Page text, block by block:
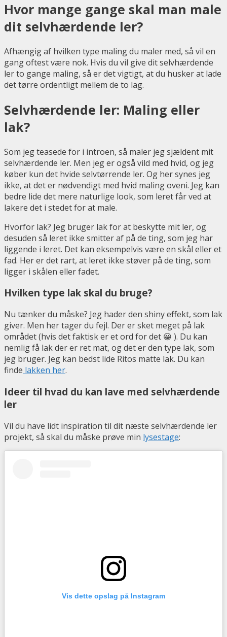
Hvor mange gange skal man male
dit selvhærdende ler?
Afhængig af hvilken type maling du maler med, så vil en
gang oftest være nok. Hvis du vil give dit selvhærdende
ler to gange maling, så er det vigtigt, at du husker at lade
det tørre ordentligt mellem de to lag.
Selvhærdende ler: Maling eller
lak?
Som jeg teasede for i introen, så maler jeg sjældent mit
selvhærdende ler. Men jeg er også vild med hvid, og jeg
køber kun det hvide selvtørrende ler. Og her synes jeg
ikke, at det er nødvendigt med hvid maling oveni. Jeg kan
bedre lide det mere naturlige look, som leret får ved at
lakere det i stedet for at male.
Hvorfor lak? Jeg bruger lak for at beskytte mit ler, og
desuden så leret ikke smitter af på de ting, som jeg har
liggende i leret. Det kan eksempelvis være en skål eller et
fad. Her er det rart, at leret ikke støver på de ting, som
ligger i skålen eller fadet.
Hvilken type lak skal du bruge?
Nu tænker du måske? Jeg hader den shiny effekt, som lak
giver. Men her tager du fejl. Der er sket meget på lak
området (hvis det faktisk er et ord for det 😀 ). Du kan
nemlig få lak der er ret mat, og det er den type lak, som
jeg bruger. Jeg kan bedst lide Ritos matte lak. Du kan
finde lakken her.
Ideer til hvad du kan lave med selvhærdende
ler
Vil du have lidt inspiration til dit næste selvhærdende ler
projekt, så skal du måske prøve min lysestage:
Vis dette opslag på Instagram